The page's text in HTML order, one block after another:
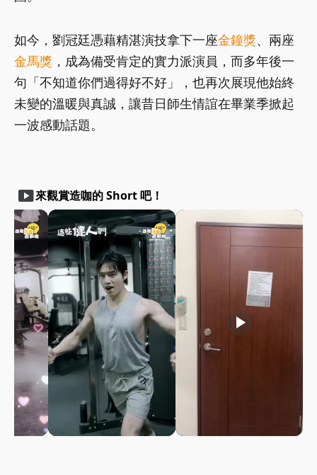
如今，劉冠廷憑藉精湛演技拿下一座金鐘獎、兩座
金馬獎 ，成為備受肯定的實力派演員，而多年後一
句「不知道你們過得好不好」，也再次展現他始終
未變的溫暖與真誠，讓昔日師生情誼在畢業季掀起
一波感動話題。
smart_display來觀賞造咖的 Short 吧！
play_arrow play_arrow